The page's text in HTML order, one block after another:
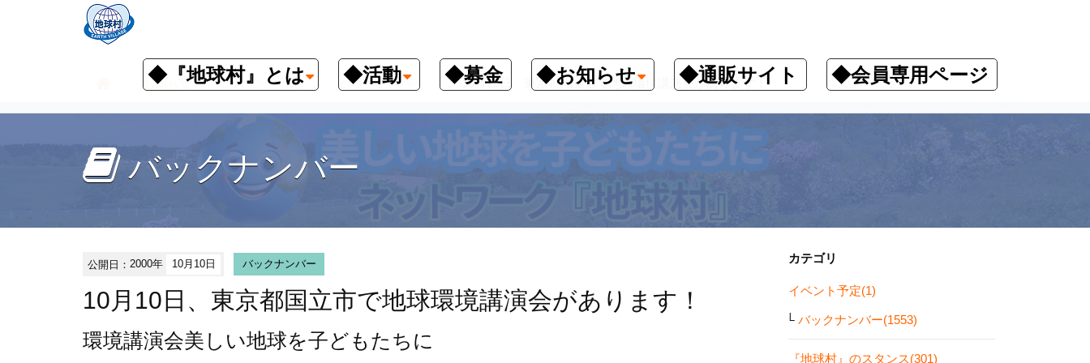
◆『地球村』とは ◆活動 ◆募金 ◆お知らせ ◆通販サイト ◆会員専用ページ
お知らせ イベント予定 バックナンバー 10月10日、東京都国立市で地球環境講演会があります！
バックナンバー
公開日：2000年 10月10日 バックナンバー
10月10日、東京都国立市で地球環境講演会があります！
環境講演会美しい地球を子どもたちに
カテゴリ
イベント予定(1)
バックナンバー(1553)
『地球村』のスタンス(301)